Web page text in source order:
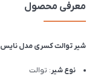
معرفی محصول
شیر توالت کسری مدل نایس
نوع شیر: توالت